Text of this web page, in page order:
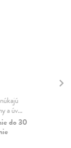
a úv...
do 30